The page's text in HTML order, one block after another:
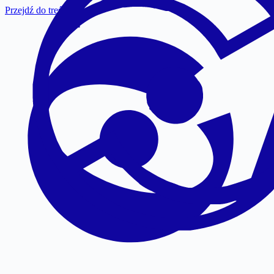
Przejdź do treści